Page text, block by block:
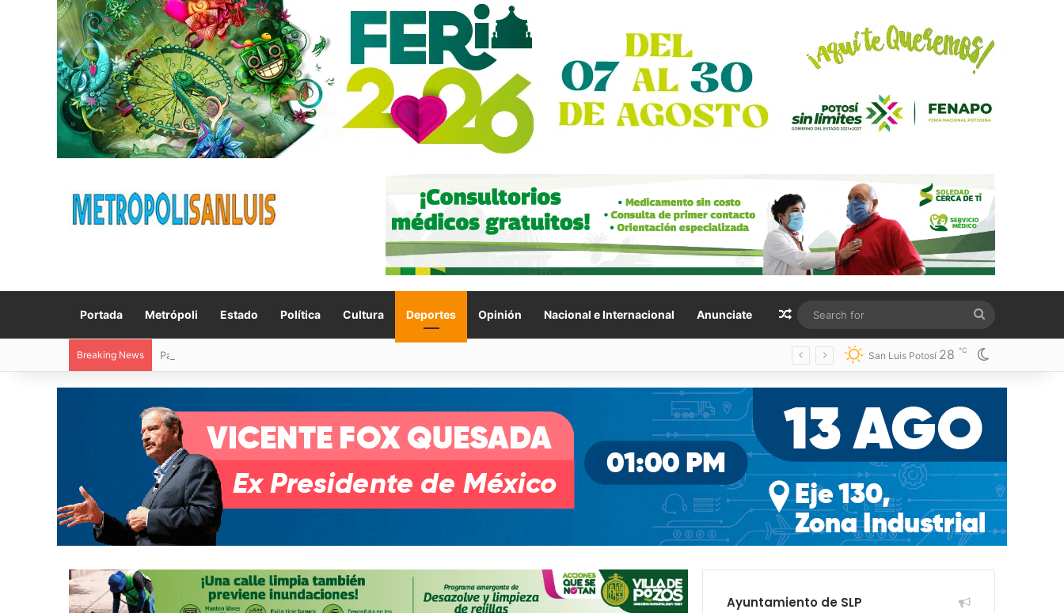
Portada Metrópoli Estado Política Cultura Deportes Opinión Nacional e Internacional Anunciate Random Article
for
Breaking News Paty Aradillas destaca impacto del nuevo desnivel de Circuito Potosí en la movilidad de Villa de Pozos San Luis Potosí 28 ℃
Ayuntamiento de SLP